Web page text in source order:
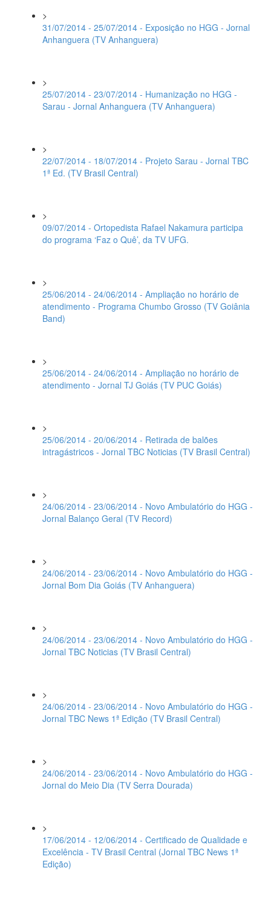
>
31/07/2014 - 25/07/2014 - Exposição no HGG - Jornal
Anhanguera (TV Anhanguera)
>
25/07/2014 - 23/07/2014 - Humanização no HGG -
Sarau - Jornal Anhanguera (TV Anhanguera)
>
22/07/2014 - 18/07/2014 - Projeto Sarau - Jornal TBC
1ª Ed. (TV Brasil Central)
>
09/07/2014 - Ortopedista Rafael Nakamura participa
do programa ‘Faz o Quê’, da TV UFG.
>
25/06/2014 - 24/06/2014 - Ampliação no horário de
atendimento - Programa Chumbo Grosso (TV Goiânia
Band)
>
25/06/2014 - 24/06/2014 - Ampliação no horário de
atendimento - Jornal TJ Goiás (TV PUC Goiás)
>
25/06/2014 - 20/06/2014 - Retirada de balões
intragástricos - Jornal TBC Noticias (TV Brasil Central)
>
24/06/2014 - 23/06/2014 - Novo Ambulatório do HGG -
Jornal Balanço Geral (TV Record)
>
24/06/2014 - 23/06/2014 - Novo Ambulatório do HGG -
Jornal Bom Dia Goiás (TV Anhanguera)
>
24/06/2014 - 23/06/2014 - Novo Ambulatório do HGG -
Jornal TBC Noticias (TV Brasil Central)
>
24/06/2014 - 23/06/2014 - Novo Ambulatório do HGG -
Jornal TBC News 1ª Edição (TV Brasil Central)
>
24/06/2014 - 23/06/2014 - Novo Ambulatório do HGG -
Jornal do Meio Dia (TV Serra Dourada)
>
17/06/2014 - 12/06/2014 - Certificado de Qualidade e
Excelência - TV Brasil Central (Jornal TBC News 1ª
Edição)